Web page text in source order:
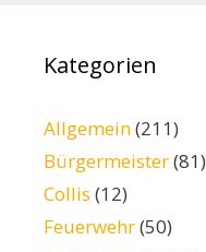
Kategorien
Allgemein(211)
Bürgermeister(81)
Collis (12)
Feuerwehr(50)